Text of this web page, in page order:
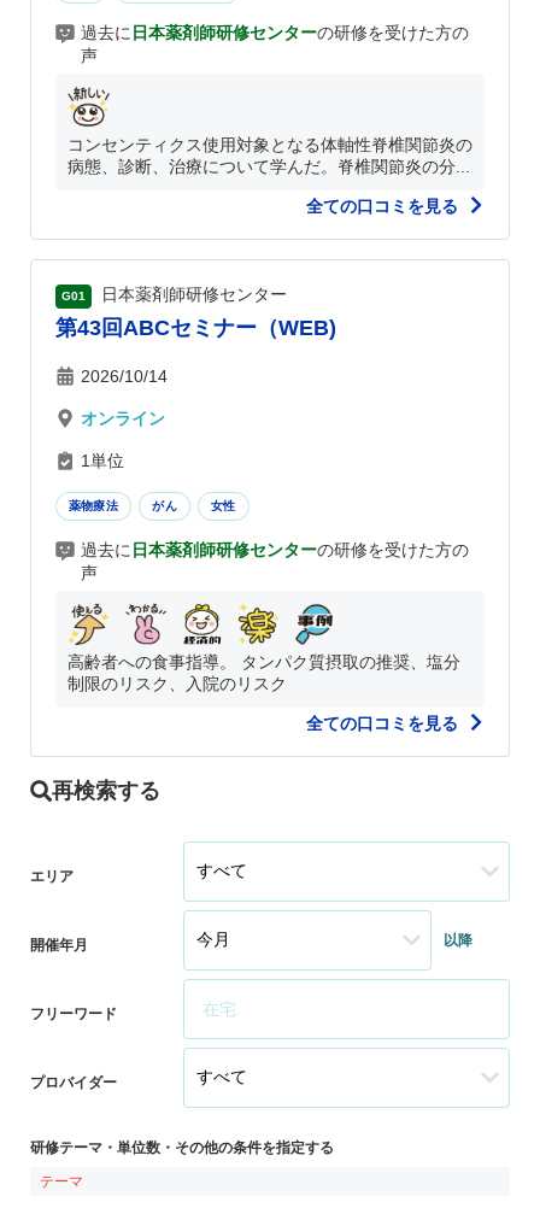
過去に 日本薬剤師研修センターの研修を受けた方の
声
コンセンティクス使用対象となる体軸性脊椎関節炎の
病態、診断、治療について学んだ。脊椎関節炎の分...
全ての口コミを見る
G01 日本薬剤師研修センター
第43回ABCセミナー（WEB)
2026/10/14
オンライン
1単位
薬物療法 がん 女性
過去に 日本薬剤師研修センターの研修を受けた方の
声
高齢者への食事指導。 タンパク質摂取の推奨、塩分
制限のリスク、入院のリスク
全ての口コミを見る
再検索する
エリア
開催年月 以降
フリーワード
プロバイダー
研修テーマ・単位数・その他の条件を指定する
テーマ